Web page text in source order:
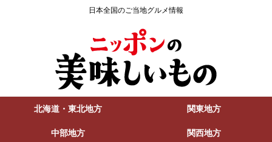
日本全国のご当地グルメ情報
北海道・東北地方 関東地方
中部地方 関西地方